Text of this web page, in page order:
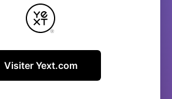
Visiter Yext.com